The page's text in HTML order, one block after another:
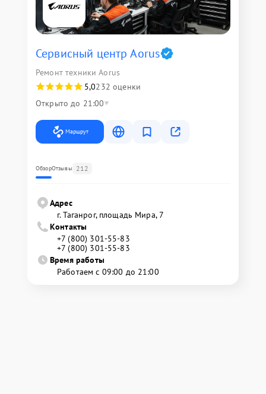
Сервисный центр Aorus
Ремонт техники Aorus
5,0232 оценки
Открыто до 21:00
Маршрут
ОбзорОтзывы 212
Адрес
г. Таганрог, площадь Мира, 7
Контакты
+7 (800) 301-55-83
+7 (800) 301-55-83
Время работы
Работаем с 09:00 до 21:00